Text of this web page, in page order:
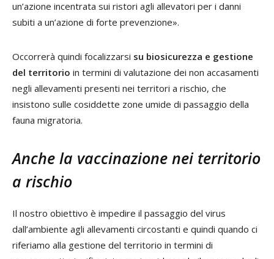
un’azione incentrata sui ristori agli allevatori per i danni
subiti a un’azione di forte prevenzione».
Occorrerà quindi focalizzarsi su biosicurezza e gestione
del territorio in termini di valutazione dei non accasamenti
negli allevamenti presenti nei territori a rischio, che
insistono sulle cosiddette zone umide di passaggio della
fauna migratoria.
Anche la vaccinazione nei territorio
a rischio
Il nostro obiettivo è impedire il passaggio del virus
dall’ambiente agli allevamenti circostanti e quindi quando ci
riferiamo alla gestione del territorio in termini di